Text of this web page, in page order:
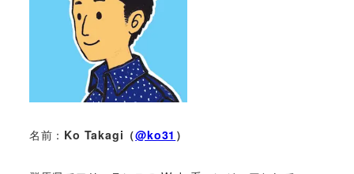
名前： Ko Takagi（@ko31 ）